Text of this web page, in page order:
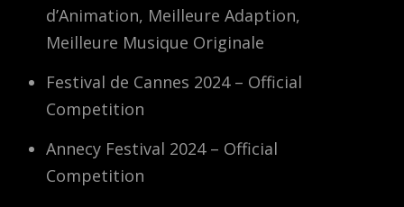
d’Animation, Meilleure Adaption,
Meilleure Musique Originale
Festival de Cannes 2024 – Official
Competition
Annecy Festival 2024 – Official
Competition